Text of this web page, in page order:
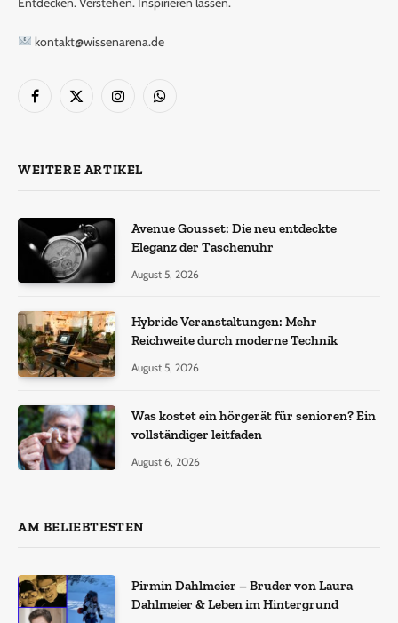
kontakt@wissenarena.de
Facebook
X
InstagramWhatsApp
WEITERE ARTIKEL
Avenue Gousset: Die neu entdeckte
Eleganz der Taschenuhr
August 5, 2026
Hybride Veranstaltungen: Mehr
Reichweite durch moderne Technik
August 5, 2026
Was kostet ein hörgerät für senioren? Ein
vollständiger leitfaden
August 6, 2026
AM BELIEBTESTEN
Pirmin Dahlmeier – Bruder von Laura
Dahlmeier & Leben im Hintergrund